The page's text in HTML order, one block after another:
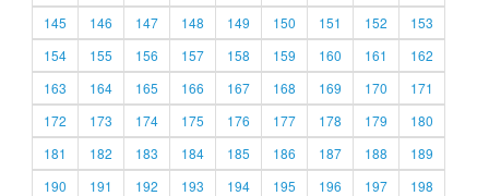
145
146 147 148 149 150 151 152
153
154
155 156 157 158 159 160 161
162
163
164 165 166 167 168 169 170
171
172
173 174 175 176 177 178 179
180
181
182 183 184 185 186 187 188
189
190
191 192 193 194 195 196 197
198